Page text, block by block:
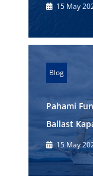
15 May
Blog
Pahami
Ballast
15 May